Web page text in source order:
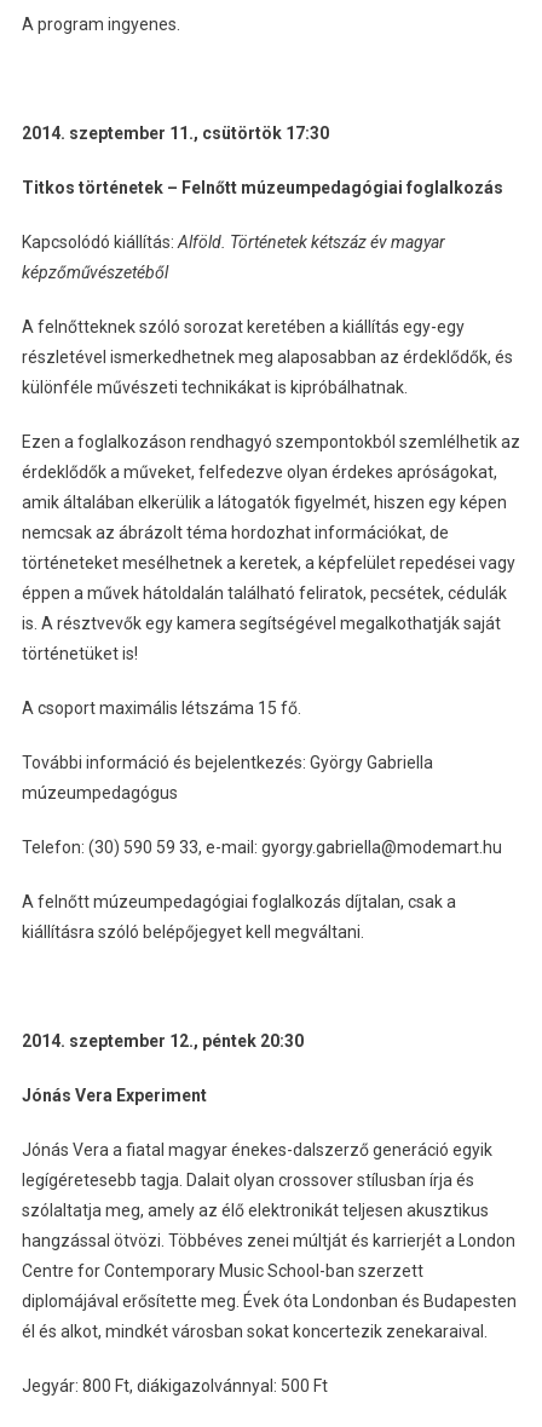
A program ingyenes.
2014. szeptember 11., csütörtök 17:30
Titkos történetek – Felnőtt múzeumpedagógiai foglalkozás
Kapcsolódó kiállítás:Alföld. Történetek kétszáz év magyar
képzőművészetéből
A felnőtteknek szóló sorozat keretében a kiállítás egy-egy
részletével ismerkedhetnek meg alaposabban az érdeklődők, és
különféle művészeti technikákat is kipróbálhatnak.
Ezen a foglalkozáson rendhagyó szempontokból szemlélhetik az
érdeklődők a műveket, felfedezve olyan érdekes apróságokat,
amik általában elkerülik a látogatók figyelmét, hiszen egy képen
nemcsak az ábrázolt téma hordozhat információkat, de
történeteket mesélhetnek a keretek, a képfelület repedései vagy
éppen a művek hátoldalán található feliratok, pecsétek, cédulák
is. A résztvevők egy kamera segítségével megalkothatják saját
történetüket is!
A csoport maximális létszáma 15 fő.
További információ és bejelentkezés: György Gabriella
múzeumpedagógus
Telefon: (30) 590 59 33, e-mail: gyorgy.gabriella@modemart.hu
A felnőtt múzeumpedagógiai foglalkozás díjtalan, csak a
kiállításra szóló belépőjegyet kell megváltani.
2014. szeptember 12., péntek 20:30
Jónás Vera Experiment
Jónás Vera a fiatal magyar énekes-dalszerző generáció egyik
legígéretesebb tagja. Dalait olyan crossover stílusban írja és
szólaltatja meg, amely az élő elektronikát teljesen akusztikus
hangzással ötvözi. Többéves zenei múltját és karrierjét a London
Centre for Contemporary Music School-ban szerzett
diplomájával erősítette meg. Évek óta Londonban és Budapesten
él és alkot, mindkét városban sokat koncertezik zenekaraival.
Jegyár: 800 Ft, diákigazolvánnyal: 500 Ft